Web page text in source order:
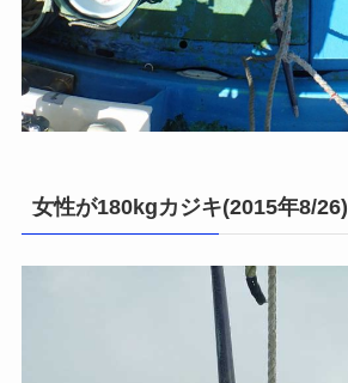
女性が180kgカジキ(2015年8/26)